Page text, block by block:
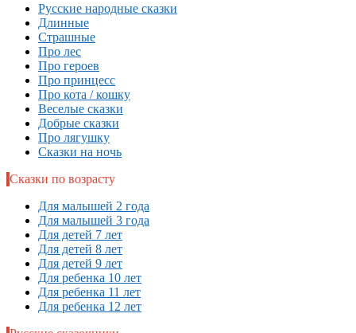
Русские народные сказки
Длинные
Страшные
Про лес
Про героев
Про принцесс
Про кота / кошку
Веселые сказки
Добрые сказки
Про лягушку
Сказки на ночь
Сказки по возрасту
Для малышей 2 года
Для малышей 3 года
Для детей 7 лет
Для детей 8 лет
Для детей 9 лет
Для ребенка 10 лет
Для ребенка 11 лет
Для ребенка 12 лет